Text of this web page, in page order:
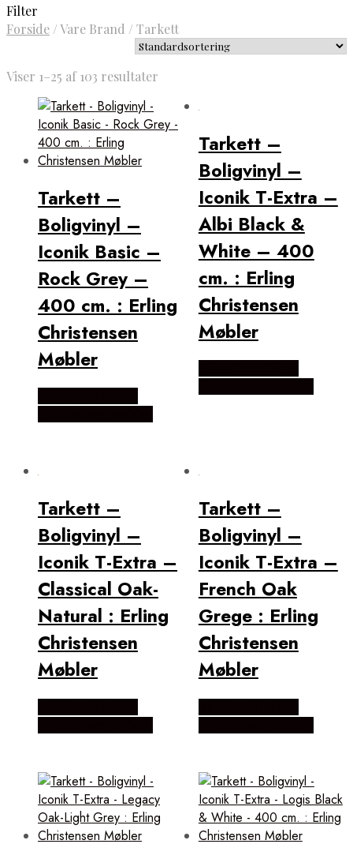
Filter
Forside /Vare Brand / Tarkett
Viser 1–25 af 103 resultater
Tarkett –
Boligvinyl –
Iconik Basic –
Rock Grey –
400 cm. : Erling
Christensen
Møbler
Tarkett –
Boligvinyl –
Iconik T-Extra –
Albi Black &
White – 400
cm. : Erling
Christensen
Møbler
Tarkett –
Boligvinyl –
Iconik T-Extra –
Classical Oak-
Natural : Erling
Christensen
Møbler
Tarkett –
Boligvinyl –
Iconik T-Extra –
French Oak
Grege : Erling
Christensen
Møbler